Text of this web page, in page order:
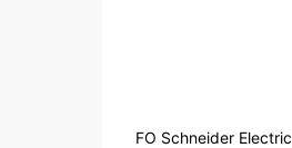
FO Schneider Electric